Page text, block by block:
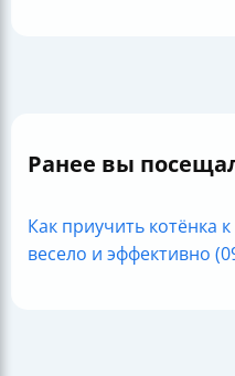
Ранее вы
Как приучить котёнка
весело и эффективно